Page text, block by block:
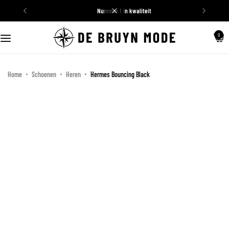
nummer 1 in kwaliteit
0
Home Schoenen Heren Hermes Bouncing Black
Schoenen